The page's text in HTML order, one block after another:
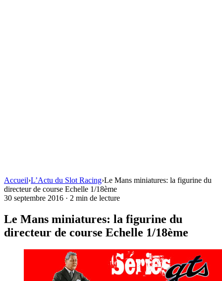
Accueil›L’Actu du Slot Racing›Le Mans miniatures: la figurine du
directeur de course Echelle 1/18ème
30 septembre 2016 · 2 min de lecture
Le Mans miniatures: la figurine du
directeur de course Echelle 1/18ème